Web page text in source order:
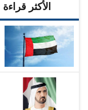
الأكثر قراءة